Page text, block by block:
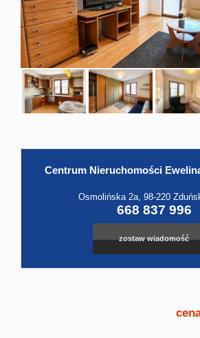
Centrum Nieruchomości
Osmolińska 2a, 98-220
668 837 996
zostaw wiadomość